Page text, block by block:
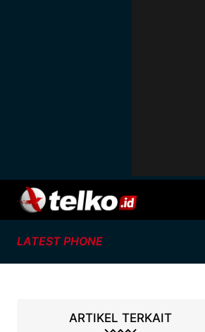
LATEST PHONE
ARTIKEL TERKAIT